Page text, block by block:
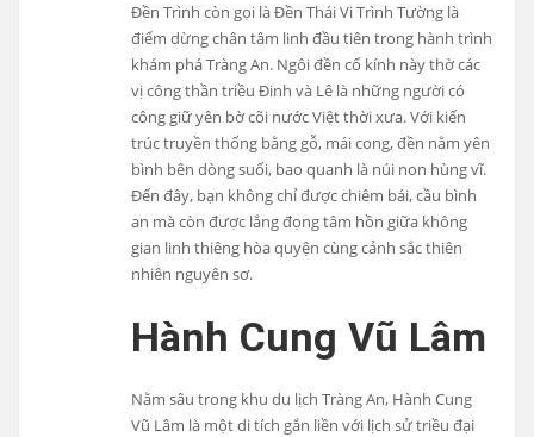
Đền Trình còn gọi là Đền Thái Vi Trình Tường là
điểm dừng chân tâm linh đầu tiên trong hành trình
khám phá Tràng An. Ngôi đền cổ kính này thờ các
vị công thần triều Đinh và Lê là những người có
công giữ yên bờ cõi nước Việt thời xưa. Với kiến
trúc truyền thống bằng gỗ, mái cong, đền nằm yên
bình bên dòng suối, bao quanh là núi non hùng vĩ.
Đến đây, bạn không chỉ được chiêm bái, cầu bình
an mà còn được lắng đọng tâm hồn giữa không
gian linh thiêng hòa quyện cùng cảnh sắc thiên
nhiên nguyên sơ.
Hành Cung Vũ Lâm
Nằm sâu trong khu du lịch Tràng An, Hành Cung
Vũ Lâm là một di tích gắn liền với lịch sử triều đại